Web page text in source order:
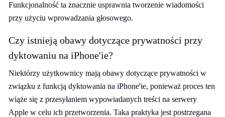
Funkcjonalność ta znacznie usprawnia tworzenie wiadomości
przy użyciu wprowadzania głosowego.
Czy istnieją obawy dotyczące prywatności przy
dyktowaniu na iPhone'ie?
Niektórzy użytkownicy mają obawy dotyczące prywatności w
związku z funkcją dyktowania na iPhone'ie, ponieważ proces ten
wiąże się z przesyłaniem wypowiadanych treści na serwery
Apple w celu ich przetworzenia. Taka praktyka jest postrzegana